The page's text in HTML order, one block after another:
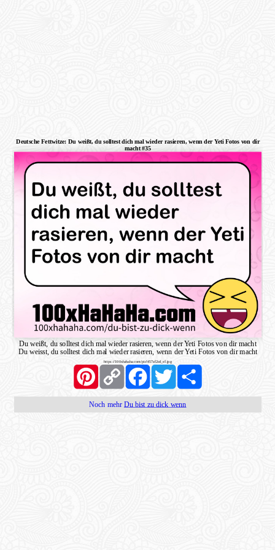
Deutsche Fettwitze: Du weißt, du solltest dich mal wieder rasieren, wenn der Yeti Fotos von dir
macht #35
Du weißt, du solltest dich mal wieder rasieren, wenn der Yeti Fotos von dir macht
Du weisst, du solltest dich mal wieder rasieren, wenn der Yeti Fotos von dir macht
https://100xhahaha.com/pic!457af2cd_sf.jpg
PinterestCopy
Link
FacebookTwitter Share
Noch mehr Du bist zu dick wenn